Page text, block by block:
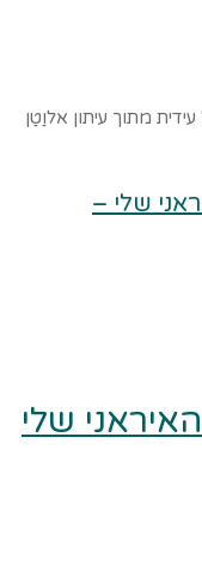
מתוך עיתון אלוַטַן
שלי